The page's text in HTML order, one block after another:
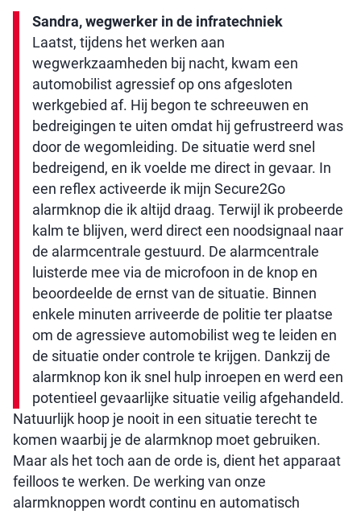
Sandra, wegwerker in de infratechniek
Laatst, tijdens het werken aan
wegwerkzaamheden bij nacht, kwam een
automobilist agressief op ons afgesloten
werkgebied af. Hij begon te schreeuwen en
bedreigingen te uiten omdat hij gefrustreerd was
door de wegomleiding. De situatie werd snel
bedreigend, en ik voelde me direct in gevaar. In
een reflex activeerde ik mijn Secure2Go
alarmknop die ik altijd draag. Terwijl ik probeerde
kalm te blijven, werd direct een noodsignaal naar
de alarmcentrale gestuurd. De alarmcentrale
luisterde mee via de microfoon in de knop en
beoordeelde de ernst van de situatie. Binnen
enkele minuten arriveerde de politie ter plaatse
om de agressieve automobilist weg te leiden en
de situatie onder controle te krijgen. Dankzij de
alarmknop kon ik snel hulp inroepen en werd een
potentieel gevaarlijke situatie veilig afgehandeld.
Natuurlijk hoop je nooit in een situatie terecht te
komen waarbij je de alarmknop moet gebruiken.
Maar als het toch aan de orde is, dient het apparaat
feilloos te werken. De werking van onze
alarmknoppen wordt continu en automatisch